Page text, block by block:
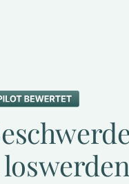
loswerden